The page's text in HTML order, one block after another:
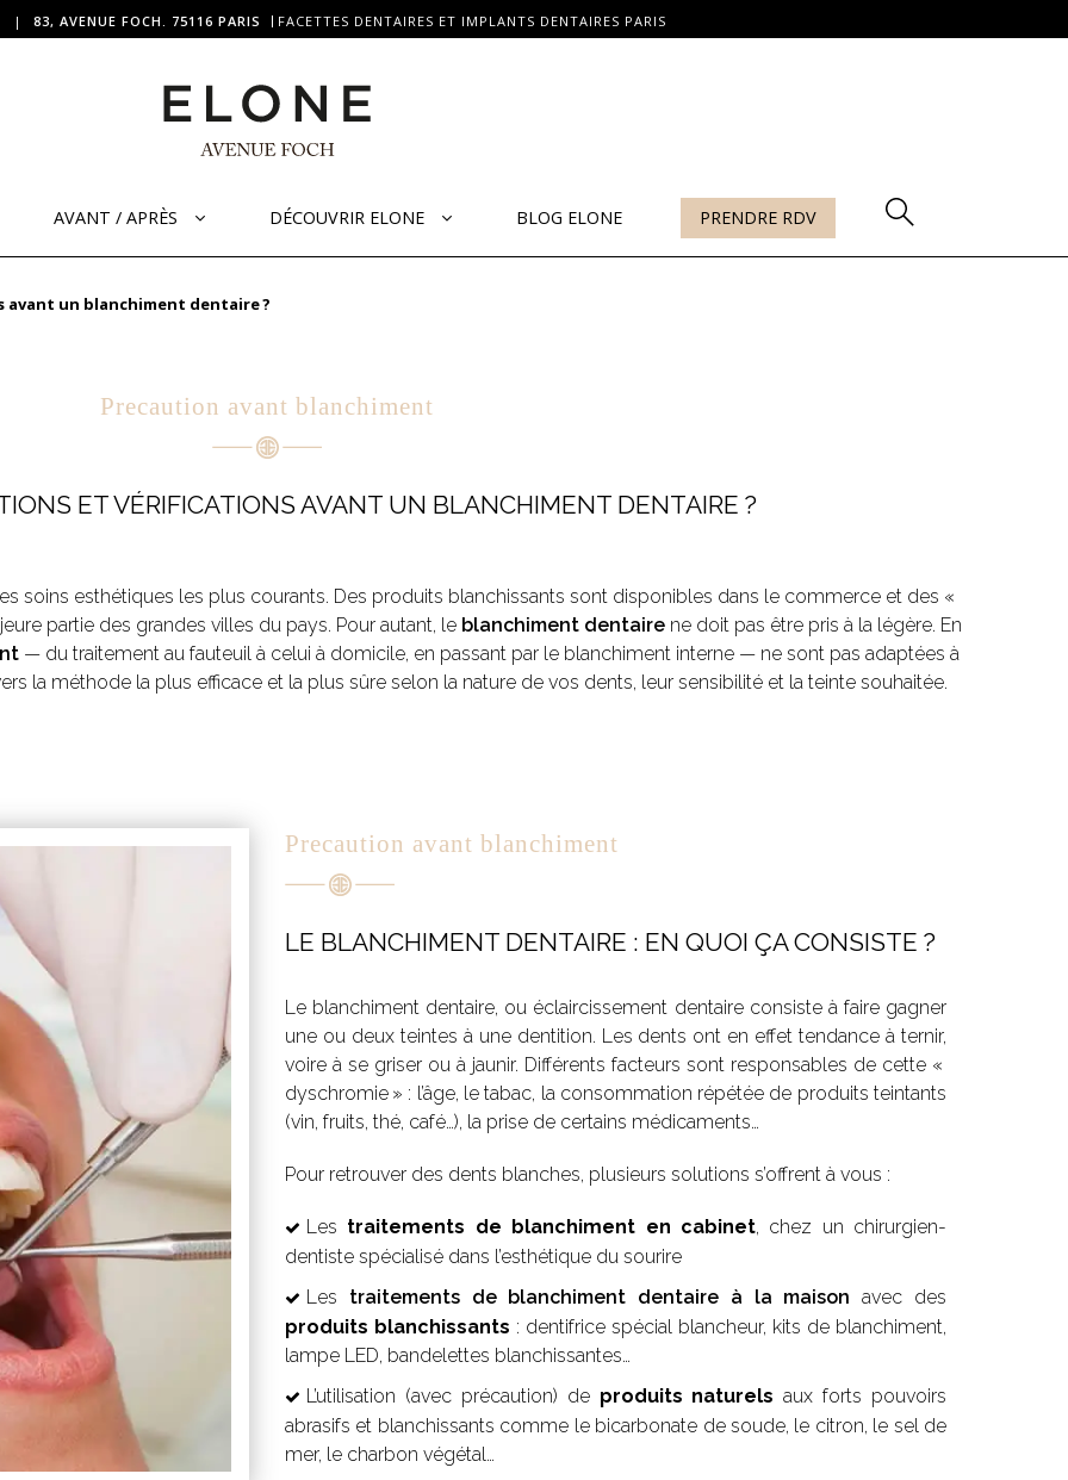
| 83, AVENUE FOCH. 75116 PARIS FACETTES DENTAIRES ET IMPLANTS DENTAIRES PARIS
AVANT / APRÈS DÉCOUVRIR ELONE BLOG ELONE PRENDRE RDV
un blanchiment dentaire ?
Precaution avant blanchiment
ET VÉRIFICATIONS AVANT UN BLANCHIMENT DENTAIRE ?
soins esthétiques les plus courants. Des produits blanchissants sont disponibles dans le commerce et des «
partie des grandes villes du pays. Pour autant, leblanchiment dentairene doit pas être pris à la légère. En
— du traitement au fauteuil à celui à domicile, en passant par le blanchiment interne — ne sont pas adaptées à
la méthode la plus efficace et la plus sûre selon la nature de vos dents, leur sensibilité et la teinte souhaitée.
Precaution avant blanchiment
LE BLANCHIMENT DENTAIRE : EN QUOI ÇA CONSISTE ?
Le blanchiment dentaire, ou éclaircissement dentaire consiste à faire gagner
une ou deux teintes à une dentition. Les dents ont en effet tendance à ternir,
voire à se griser ou à jaunir. Différents facteurs sont responsables de cette «
dyschromie » : l’âge, le tabac, la consommation répétée de produits teintants
(vin, fruits, thé, café…), la prise de certains médicaments…
Pour retrouver des dents blanches, plusieurs solutions s’offrent à vous :
Les traitements de blanchiment en cabinet, chez un chirurgien-
dentiste spécialisé dans l’esthétique du sourire
Les traitements de blanchiment dentaire à la maison avec des
produits blanchissants : dentifrice spécial blancheur, kits de blanchiment,
lampe LED, bandelettes blanchissantes…
L’utilisation (avec précaution) de produits naturels aux forts pouvoirs
abrasifs et blanchissants comme le bicarbonate de soude, le citron, le sel de
mer, le charbon végétal…